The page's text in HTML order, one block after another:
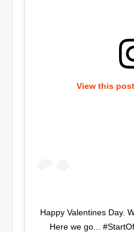
View this
Happy Valentines Day.
Here we go...